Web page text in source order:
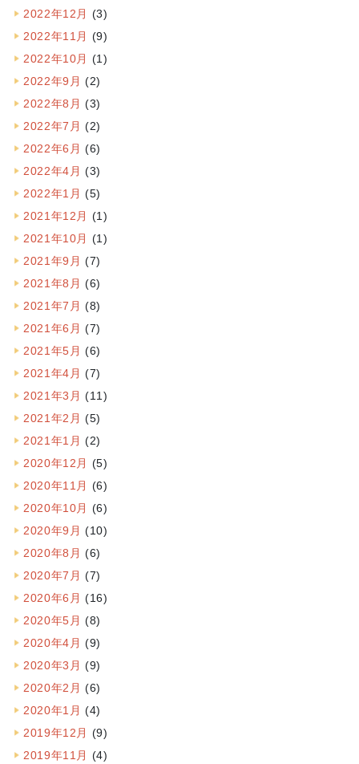
2022年12月 (3)
2022年11月 (9)
2022年10月 (1)
2022年9月 (2)
2022年8月 (3)
2022年7月 (2)
2022年6月 (6)
2022年4月 (3)
2022年1月 (5)
2021年12月 (1)
2021年10月 (1)
2021年9月 (7)
2021年8月 (6)
2021年7月 (8)
2021年6月 (7)
2021年5月 (6)
2021年4月 (7)
2021年3月 (11)
2021年2月 (5)
2021年1月 (2)
2020年12月 (5)
2020年11月 (6)
2020年10月 (6)
2020年9月 (10)
2020年8月 (6)
2020年7月 (7)
2020年6月 (16)
2020年5月 (8)
2020年4月 (9)
2020年3月 (9)
2020年2月 (6)
2020年1月 (4)
2019年12月 (9)
2019年11月 (4)